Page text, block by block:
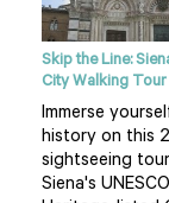
Skip the Line:
City Walking Tour
Immerse
history on this
sightseeing
Siena's